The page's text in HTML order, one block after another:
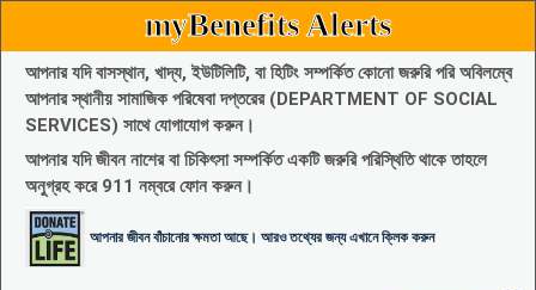
myBenefits Alerts
আপনার যদি বাসস্থান, খাদ্য, ইউটিলিটি, বা হিটিং সম্পর্কিত কোনো জরুরি পরি অবিলম্বে
আপনার স্থানীয় সামাজিক পরিষেবা দপ্তরের (DEPARTMENT OF SOCIAL
SERVICES) সাথে যোগাযোগ করুন।
আপনার যদি জীবন নাশের বা চিকিৎসা সম্পর্কিত একটি জরুরি পরিস্থিতি থাকে তাহলে
অনুগ্রহ করে 911 নম্বরে ফোন করুন।
আপনার জীবন বাঁচানোর ক্ষমতা আছে। আরও তথ্যের জন্য এখানে ক্লিক করুন